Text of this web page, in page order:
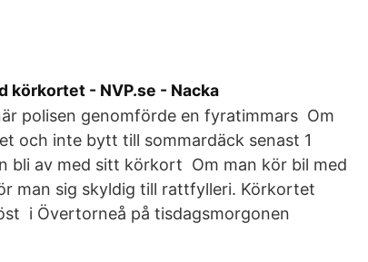
körkortet - NVP.se - Nacka
polisen genomförde en fyratimmars Om
och inte bytt till sommardäck senast 1
bli av med sitt körkort Om man kör bil med
man sig skyldig till rattfylleri. Körkortet
i Övertorneå på tisdagsmorgonen